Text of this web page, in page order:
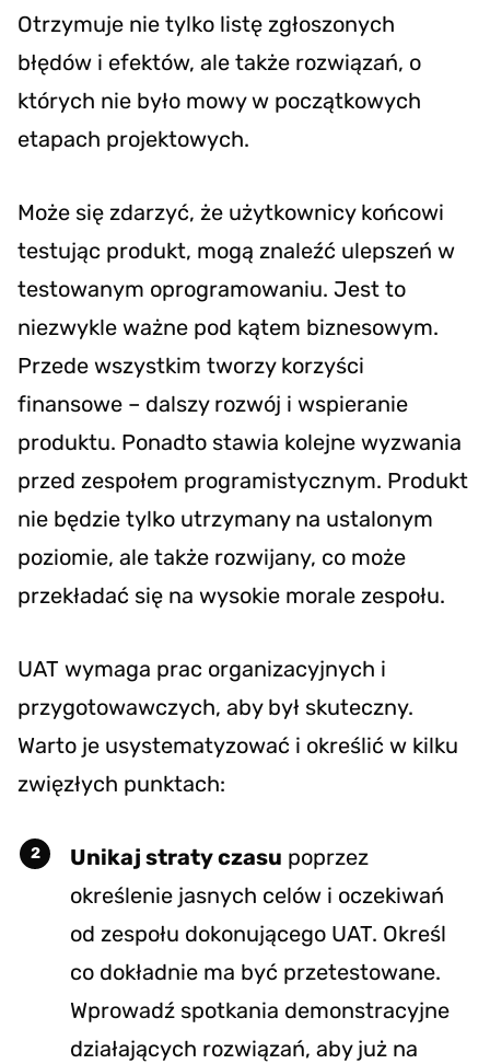
Otrzymuje nie tylko listę zgłoszonych
błędów i efektów, ale także rozwiązań, o
których nie było mowy w początkowych
etapach projektowych.
Może się zdarzyć, że użytkownicy końcowi
testując produkt, mogą znaleźć ulepszeń w
testowanym oprogramowaniu. Jest to
niezwykle ważne pod kątem biznesowym.
Przede wszystkim tworzy korzyści
finansowe – dalszy rozwój i wspieranie
produktu. Ponadto stawia kolejne wyzwania
przed zespołem programistycznym. Produkt
nie będzie tylko utrzymany na ustalonym
poziomie, ale także rozwijany, co może
przekładać się na wysokie morale zespołu.
UAT wymaga prac organizacyjnych i
przygotowawczych, aby był skuteczny.
Warto je usystematyzować i określić w kilku
zwięzłych punktach:
Unikaj straty czasu poprzez
określenie jasnych celów i oczekiwań
od zespołu dokonującego UAT. Określ
co dokładnie ma być przetestowane.
Wprowadź spotkania demonstracyjne
działających rozwiązań, aby już na